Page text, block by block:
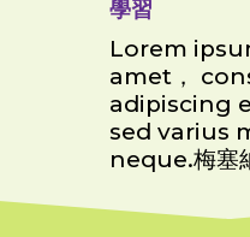
學習
Lorem
amet，
adipiscing
sed varius
neque.梅塞